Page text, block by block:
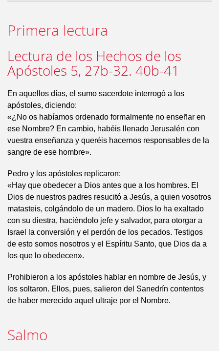
Primera lectura
Lectura de los Hechos de los
Apóstoles 5, 27b-32. 40b-41
En aquellos días, el sumo sacerdote interrogó a los
apóstoles, diciendo:
«¿No os habíamos ordenado formalmente no enseñar en
ese Nombre? En cambio, habéis llenado Jerusalén con
vuestra enseñanza y queréis hacernos responsables de la
sangre de ese hombre».
Pedro y los apóstoles replicaron:
«Hay que obedecer a Dios antes que a los hombres. El
Dios de nuestros padres resucitó a Jesús, a quien vosotros
matasteis, colgándolo de un madero. Dios lo ha exaltado
con su diestra, haciéndolo jefe y salvador, para otorgar a
Israel la conversión y el perdón de los pecados. Testigos
de esto somos nosotros y el Espíritu Santo, que Dios da a
los que lo obedecen».
Prohibieron a los apóstoles hablar en nombre de Jesús, y
los soltaron. Ellos, pues, salieron del Sanedrín contentos
de haber merecido aquel ultraje por el Nombre.
Salmo